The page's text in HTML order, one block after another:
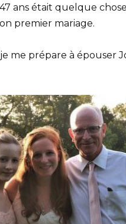
ans était quelque
premier mariage.
me prépare à épouser